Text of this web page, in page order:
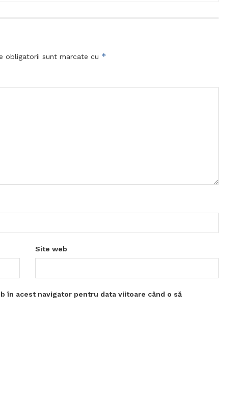
obligatorii sunt marcate cu *
Site web
în acest navigator pentru data viitoare când o să